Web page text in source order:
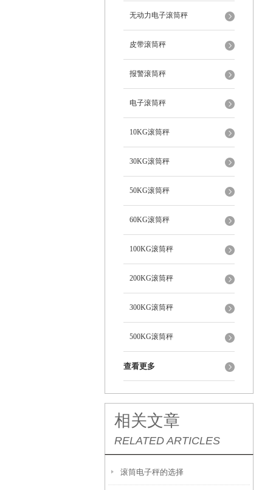
无动力电子滚筒秤
皮带滚筒秤
报警滚筒秤
电子滚筒秤
10KG滚筒秤
30KG滚筒秤
50KG滚筒秤
60KG滚筒秤
100KG滚筒秤
200KG滚筒秤
300KG滚筒秤
500KG滚筒秤
查看更多
相关文章
RELATED ARTICLES
滚筒电子秤的选择